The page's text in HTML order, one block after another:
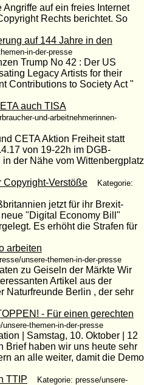
auf ein freies Internet
Rechts berichtet. So
auf 144 Jahre in den
in-der-presse
Trump No 42 : Der US
Legacy Artists for their
Contributions to Society Act "
auch TISA
und-arbeitnehmerinnen-
CETA Aktion Freiheit statt
von 19-22h im DGB-
der Nähe vom Wittenbergplatz
Verstöße
Kategorie:
jetzt für ihr Brexit-
"Digital Economy Bill"
Es erhöht die Strafen für
arbeiten
unsere-themen-in-der-presse
zu Geiseln der Märkte Wir
Artikel aus der
Naturfreunde Berlin , der sehr
- Für einen gerechten
unsere-themen-in-der-presse
| Samstag, 10. Oktober | 12
Brief haben wir uns heute sehr
an alle weiter, damit die Demo
TTIP
Kategorie: presse/unsere-